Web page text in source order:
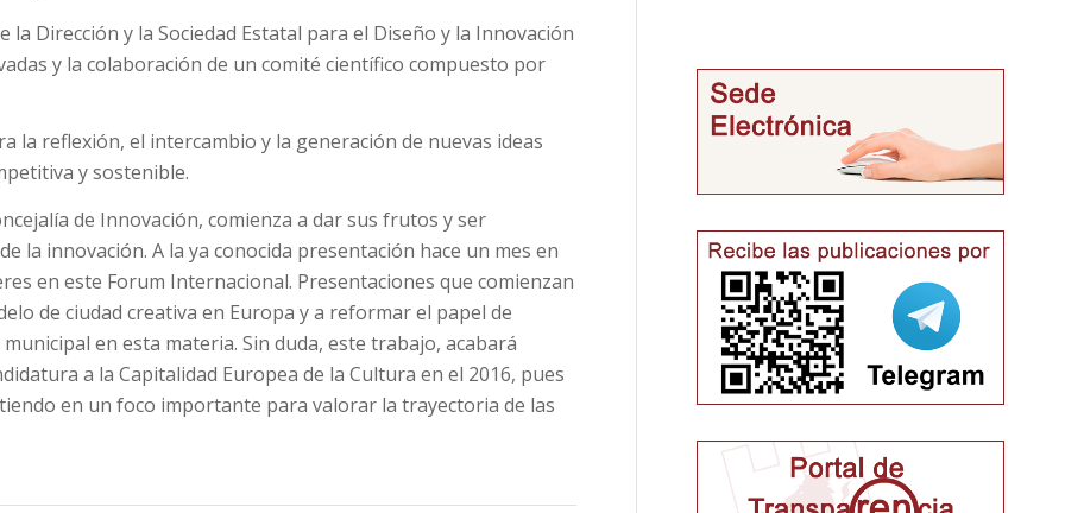
Dirección y la Sociedad Estatal para el Diseño y la Innovación
y la colaboración de un comité científico compuesto por
reflexión, el intercambio y la generación de nuevas ideas
y sostenible.
de Innovación, comienza a dar sus frutos y ser
la innovación. A la ya conocida presentación hace un mes en
en este Forum Internacional. Presentaciones que comienzan
de ciudad creativa en Europa y a reformar el papel de
en esta materia. Sin duda, este trabajo, acabará
a la Capitalidad Europea de la Cultura en el 2016, pues
en un foco importante para valorar la trayectoria de las